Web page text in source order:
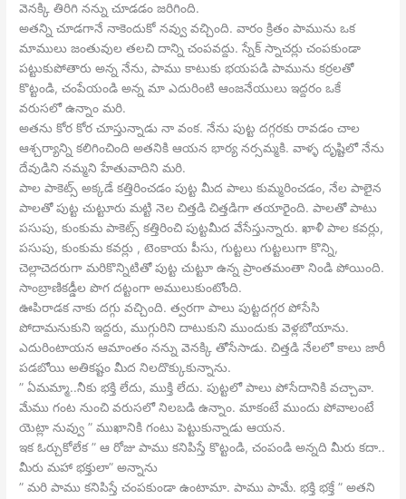
వెనక్కి తిరిగి నన్ను చూడడం జరిగింది.
అతన్ని చూడగానే నాకెందుకో నవ్వు వచ్చింది. వారం క్రితం పామును ఒక
మాములు జంతువుల తలచి దాన్ని చంపవద్దు. స్నేక్ స్నాచర్లు చంపకుండా
పట్టుకుపోతారు అన్న నేను, పాము కాటుకు భయపడి పామును కర్రలతో
కొట్టండి, చంపేయండి అన్న మా ఎదురింటి ఆంజనేయులు ఇద్దరం ఒకే
వరుసలో ఉన్నాం మరి.
అతను కోర కోర చూస్తున్నాడు నా వంక. నేను పుట్ట దగ్గరకు రావడం చాల
ఆశ్చర్యాన్ని కలిగించింది అతనికి ఆయన భార్య నర్సమ్మకి. వాళ్ళ దృష్టిలో నేను
దేవుడిని నమ్మని హేతువాదిని మరి.
పాల పాకెట్స్ అక్కడే కత్తిరించడం పుట్ట మీద పాలు కుమ్మరించడం, నేల పాలైన
పాలతో పుట్ట చుట్టూరు మట్టి నెల చిత్తడి చిత్తడిగా తయారైంది. పాలతో పాటు
పసుపు, కుంకుమ పాకెట్స్ కత్తిరించి పుట్టమీద వేసేస్తున్నారు. ఖాళీ పాల కవర్లు,
పసుపు, కుంకుమ కవర్లు , టెంకాయ పీసు, గుట్టలు గుట్టలుగా కొన్ని,
చెల్లాచెదరుగా మరికొన్నిటితో పుట్ట చుట్టూ ఉన్న ప్రాంతమంతా నిండి పోయింది.
సాంబ్రాణికడ్డీల పొగ దట్టంగా అములుకుంటోంది.
ఊపిరాడక నాకు దగ్గు వచ్చింది. త్వరగా పాలు పుట్టదగ్గర పోసేసి
పోదామనుకుని ఇద్దరు, ముగ్గురిని దాటుకుని ముందుకు వెళ్లబోయాను.
ఎదురింటాయన ఆమాంతం నన్ను వెనక్కి తోసేసాడు. చిత్తడి నేలలో కాలు జారీ
పడబోయి అతికష్టం మీద నిలదొక్కుకున్నాను.
” ఏమమ్మా..నీకు భక్తి లేదు, ముక్తి లేదు. పుట్టలో పాలు పోసేదానికి వచ్చావా.
మేము గంట నుంచి వరుసలో నిలబడి ఉన్నాం. మాకంటే ముందు పోవాలంటే
యెట్లా నువ్వు ” ముఖానికి గంటు పెట్టుకున్నాడు ఆయన.
ఇక ఓర్చుకోలేక ” ఆ రోజు పాము కనిపిస్తే కొట్టండి, చంపండి అన్నది మీరు కదా..
మీరు మహా భక్తులా” అన్నాను
” మరి పాము కనిపిస్తే చంపకుండా ఉంటామా. పాము పామే. భక్తి భక్తే ” అతని